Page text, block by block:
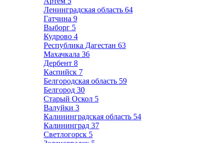
Ленинградская область 64
Гатчина 9
Выборг 5
Кудрово 4
Республика Дагестан 63
Махачкала 36
Дербент 8
Каспийск 7
Белгородская область 59
Белгород 30
Старый Оскол 5
Валуйки 3
Калининградская область 54
Калининград 37
Светлогорск 5